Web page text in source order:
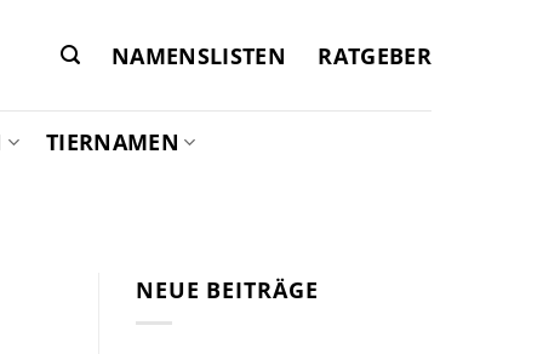
NAMENSLISTEN RATGEBER
TIERNAMEN
NEUE BEITRÄGE